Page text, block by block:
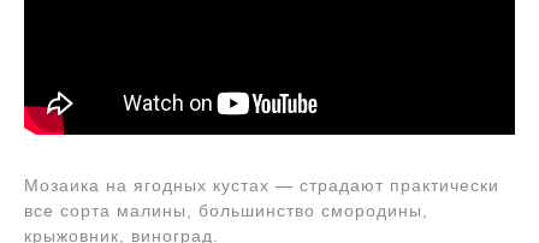
Мозаика на ягодных кустах — страдают практически
все сорта малины, большинство смородины,
крыжовник, виноград.